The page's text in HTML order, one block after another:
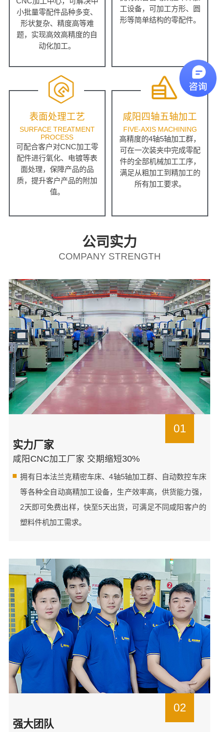
小批量零配件品种多变、
形状复杂、精度高等难
题，实现高效高精度的自
动化加工。
工设备，可加工方形、圆
形等简单结构的零配件。
表面处理工艺
SURFACE TREATMENT
PROCESS
可配合客户对CNC加工零
配件进行氧化、电镀等表
面处理，保障产品的品
质，提升客户产品的附加
值。
咸阳四轴五轴加工
FIVE-AXIS MACHINING
高精度的4轴5轴加工群，
可在一次装夹中完成零配
件的全部机械加工工序，
满足从粗加工到精加工的
所有加工要求。
公司实力
COMPANY STRENGTH
01
实力厂家
咸阳CNC加工厂家 交期缩短30%
拥有日本法兰克精密车床、4轴5轴加工群、自动数控车床
等各种全自动高精加工设备，生产效率高，供货能力强，
2天即可免费出样，快至5天出货，可满足不同咸阳客户的
塑料件机加工需求。
02
强大团队